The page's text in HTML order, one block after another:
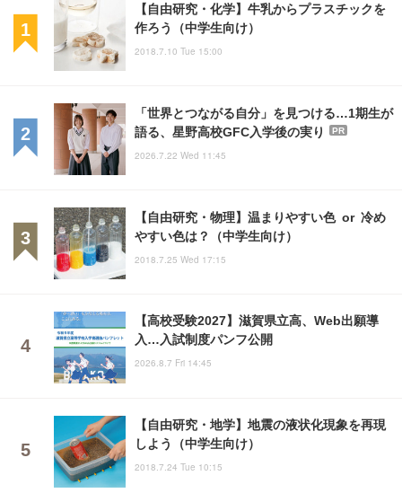
【自由研究・化学】牛乳からプラスチックを
作ろう（中学生向け）
2018.7.10 Tue 15:00
「世界とつながる自分」を見つける…1期生が
語る、星野高校GFC入学後の実り
PR
2026.7.22 Wed 11:45
【自由研究・物理】温まりやすい色 or 冷め
やすい色は？（中学生向け）
2018.7.25 Wed 17:15
【高校受験2027】滋賀県立高、Web出願導
入…入試制度パンフ公開
2026.8.7 Fri 14:45
【自由研究・地学】地震の液状化現象を再現
しよう（中学生向け）
2018.7.24 Tue 10:15